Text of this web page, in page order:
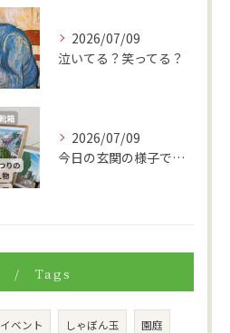
2026/07/09
泣いてる？笑ってる？
2026/07/09
今日の玄関の様子です。
Tags
イベント しゃぼん玉 園庭